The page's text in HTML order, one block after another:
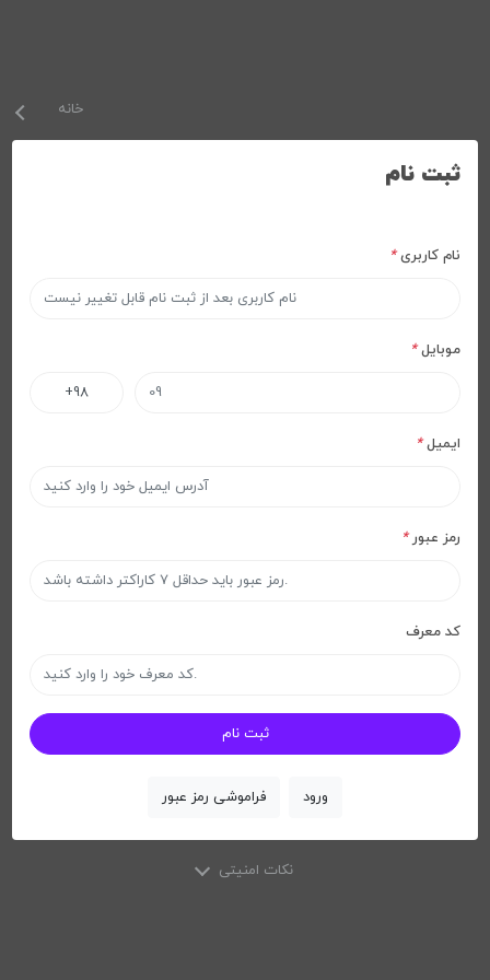
خانه
ثبت نام
نام کاربری*
موبایل*
ایمیل*
رمز عبور*
کد معرف
ثبت نام
ورود فراموشی رمز عبور
نکات امنیتی